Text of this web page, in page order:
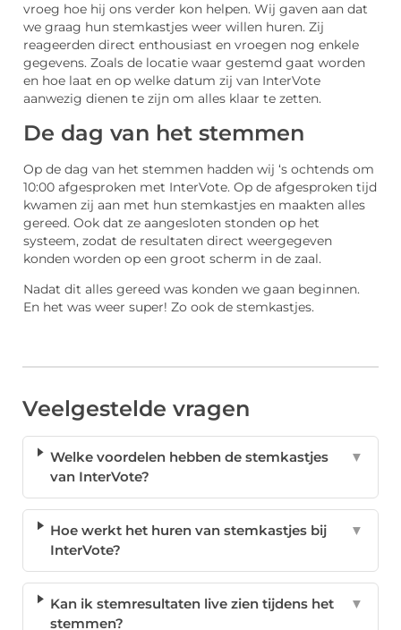
vroeg hoe hij ons verder kon helpen. Wij gaven aan dat
we graag hun stemkastjes weer willen huren. Zij
reageerden direct enthousiast en vroegen nog enkele
gegevens. Zoals de locatie waar gestemd gaat worden
en hoe laat en op welke datum zij van InterVote
aanwezig dienen te zijn om alles klaar te zetten.
De dag van het stemmen
Op de dag van het stemmen hadden wij ‘s ochtends om
10:00 afgesproken met InterVote. Op de afgesproken tijd
kwamen zij aan met hun stemkastjes en maakten alles
gereed. Ook dat ze aangesloten stonden op het
systeem, zodat de resultaten direct weergegeven
konden worden op een groot scherm in de zaal.
Nadat dit alles gereed was konden we gaan beginnen.
En het was weer super! Zo ook de stemkastjes.
Veelgestelde vragen
Welke voordelen hebben de stemkastjes
van InterVote?
▼
Hoe werkt het huren van stemkastjes bij
InterVote?
▼
Kan ik stemresultaten live zien tijdens het
stemmen?
▼